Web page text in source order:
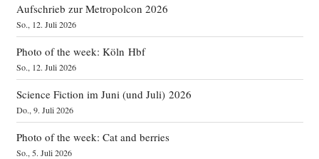
Aufschrieb zur Metropolcon 2026
So., 12. Juli 2026
Photo of the week: Köln Hbf
So., 12. Juli 2026
Science Fiction im Juni (und Juli) 2026
Do., 9. Juli 2026
Photo of the week: Cat and berries
So., 5. Juli 2026